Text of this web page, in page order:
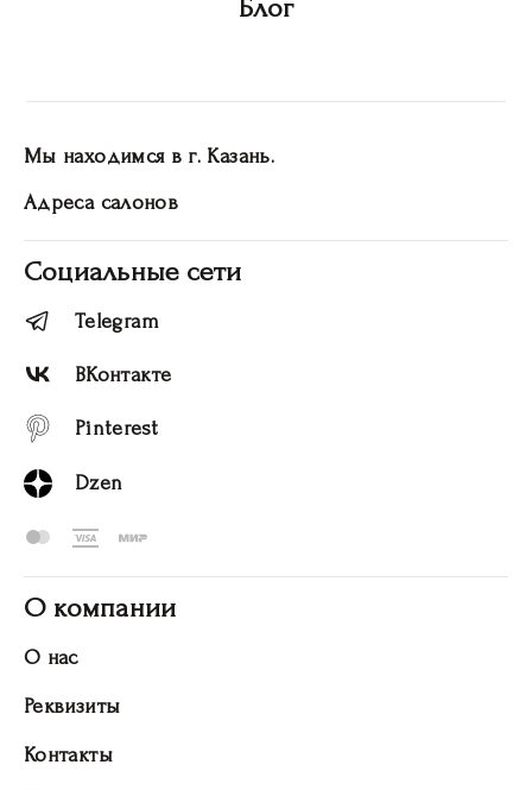
Блог
Мы находимся в г. Казань.
Адреса салонов
Социальные сети
Telegram
ВКонтакте
Pinterest
Dzen
О компании
О нас
Реквизиты
Контакты